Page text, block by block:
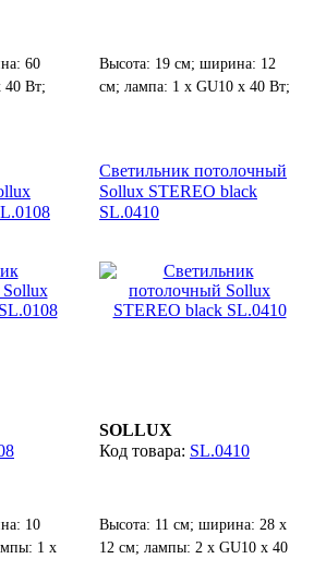
60
40 Вт;
Высота: 19 см; ширина: 12
см; лампа: 1 х GU10 х 40 Вт;
10
1 х
Светильник потолочный
Sollux STEREO black
SL.0410
SOLLUX
SL.0410
Высота: 11 см; ширина: 28 х
12 см; лампы: 2 х GU10 х 40